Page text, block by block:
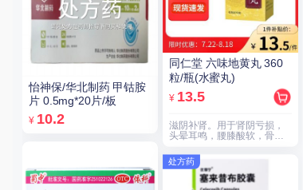
怡神保/华北制药 甲钴胺
片 0.5mg*20片/板
¥ 10.2
同仁堂 六味地黄丸 360
粒/瓶(水蜜丸)
¥ 13.5
滋阴补肾。用于肾阴亏损，
头晕耳鸣，腰膝酸软，骨蒸
处方药